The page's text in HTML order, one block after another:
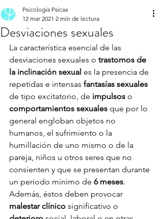
Desviaciones sexuales
Psicologia Psicax
12 mar 2021 2 min de lectura
La característica esencial de las
desviaciones sexuales o trastornos de
la inclinación sexual es la presencia de
repetidas e intensas fantasías sexuales
de tipo excitatorio, de impulsos o
comportamientos sexuales que por lo
general engloban objetos no
humanos, el sufrimiento o la
humillación de uno mismo o de la
pareja, niños u otros seres que no
consienten y que se presentan durante
un periodo mínimo de 6 meses.
Además, éstos deben provocar
malestar clínico significativo o